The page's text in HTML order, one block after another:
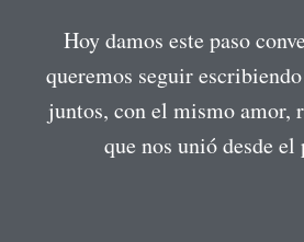
Hoy damos este paso
queremos seguir
juntos, con el mismo amor,
que nos unió desde